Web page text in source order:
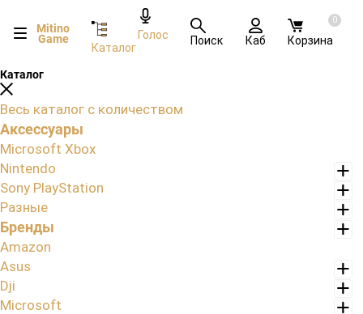
Mitino
Game
Каталог
Голос Поиск Каб
0
Корзина
Каталог
Весь каталог с количеством
Аксессуары
Microsoft Xbox
Nintendo
Sony PlayStation
Разные
Бренды
Amazon
Asus
Dji
Microsoft